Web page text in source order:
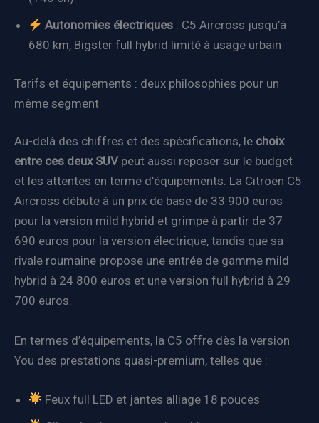
Autonomies électriques : C5 Aircross jusqu’à
680 km, Bigster full hybrid limité à usage urbain
Tarifs et équipements : deux philosophies pour un
même segment
Au-delà des chiffres et des spécifications, le choix
entre ces deux SUV peut aussi reposer sur le budget
et les attentes en terme d’équipements. La Citroën C5
Aircross débute à un prix de base de 33 900 euros
pour la version mild hybrid et grimpe à partir de 37
690 euros pour la version électrique, tandis que sa
rivale roumaine propose une entrée de gamme mild
hybrid à 24 800 euros et une version full hybrid à 29
700 euros.
En termes d’équipements, la C5 offre dès la version
You des prestations quasi-premium, telles que :
Feux full LED et jantes alliage 18 pouces